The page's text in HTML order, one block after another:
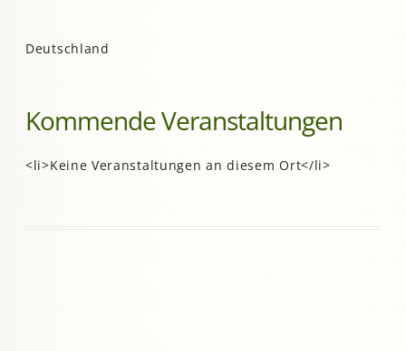
Deutschland
Kommende Veranstaltungen
<li>Keine Veranstaltungen an diesem Ort</li>